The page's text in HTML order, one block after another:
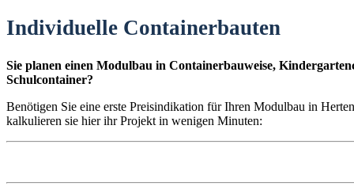
Individuelle Containerbauten
Sie planen einen Modulbau in Containerbauweise,
Schulcontainer?
Benötigen Sie eine erste Preisindikation für Ihren Modulbau in
kalkulieren sie hier ihr Projekt in wenigen Minuten: